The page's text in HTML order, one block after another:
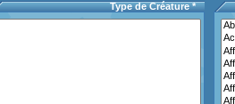
Type de Créature *